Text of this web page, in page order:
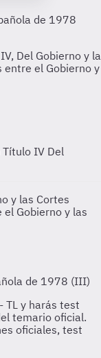
Título IV Del
y las Cortes
Gobierno y las